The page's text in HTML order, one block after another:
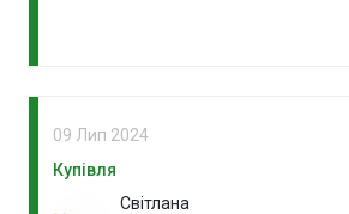
09 Лип 2024
Купівля
Світлана